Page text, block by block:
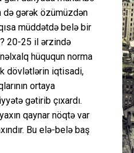
də gərək özümüzdən
müddətdə belə bir
20-25 il ərzində
hüququn norma
dövlətlərin iqtisadi,
ortaya
gətirib çıxardı.
qaynar nöqtə var
Bu elə-belə baş